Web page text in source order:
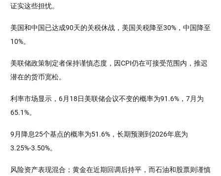
证实这些担忧。
美国和中国已达成90天的关税休战，美国关税降至30%，中国降至
10%。
美联储政策制定者保持谨慎态度，因CPI仍在可接受范围内，推迟
潜在的货币宽松。
利率市场显示，6月18日美联储会议不变的概率为91.6%，7月为
65.1%。
9月降息25个基点的概率为51.6%，长期预测到2026年底为
3.25%-3.50%。
风险资产表现混合；黄金在近期回调后持平，而石油和股票则谨慎